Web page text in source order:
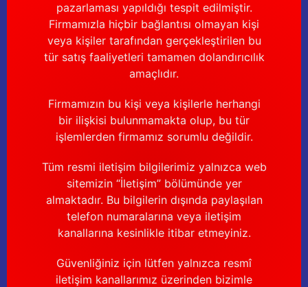
pazarlaması yapıldığı tespit edilmiştir.
Firmamızla hiçbir bağlantısı olmayan kişi
veya kişiler tarafından gerçekleştirilen bu
tür satış faaliyetleri tamamen dolandırıcılık
amaçlıdır.
Firmamızın bu kişi veya kişilerle herhangi
bir ilişkisi bulunmamakta olup, bu tür
işlemlerden firmamız sorumlu değildir.
Tüm resmi iletişim bilgilerimiz yalnızca web
sitemizin “İletişim” bölümünde yer
almaktadır. Bu bilgilerin dışında paylaşılan
telefon numaralarına veya iletişim
kanallarına kesinlikle itibar etmeyiniz.
Güvenliğiniz için lütfen yalnızca resmî
iletişim kanallarımız üzerinden bizimle